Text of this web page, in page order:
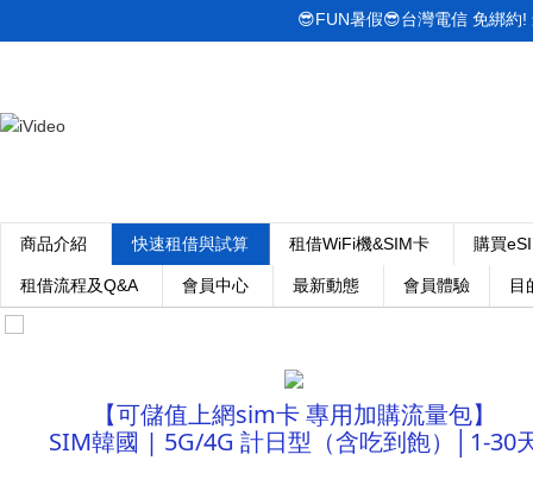
商品介紹 快速租借與試算 租借WiFi機&SIM卡 購買
租借流程及Q&A 會員中心 最新動態 會員體驗 目
😎FUN暑假😎台灣電信 免綁約
【可儲值上網sim卡 專用加購流量包】
SIM韓國 | 5G/4G 計日型（含吃到飽）│1-30